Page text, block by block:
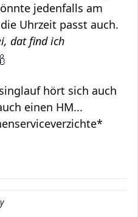
jedenfalls am
Uhrzeit passt auch.
dat find ich
hört sich auch
einen HM...